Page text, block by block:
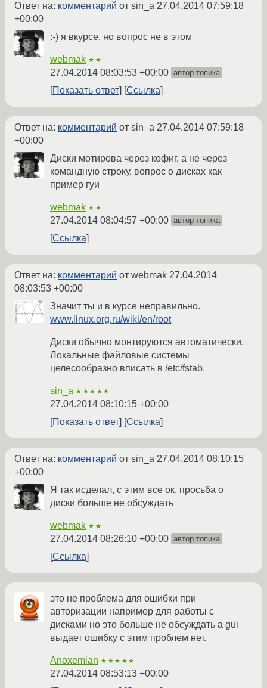
Ответ на: комментарий от sin_a 27.04.2014 07:59:18
+00:00
:-) я вкурсе, но вопрос не в этом
webmak ★★
27.04.2014 08:03:53 +00:00 автор топика
Показать ответ Ссылка
Ответ на: комментарий от sin_a 27.04.2014 07:59:18
+00:00
Диски мотирова через кофиг, а не через
командную строку, вопрос о дисках как
пример гуи
webmak ★★
27.04.2014 08:04:57 +00:00 автор топика
Ссылка
Ответ на: комментарий от webmak 27.04.2014
08:03:53 +00:00
Значит ты и в курсе неправильно.
www.linux.org.ru/wiki/en/root
Диски обычно монтируются автоматически.
Локальные файловые системы
целесообразно вписать в /etc/fstab.
sin_a ★★★★★
27.04.2014 08:10:15 +00:00
Показать ответ
Ссылка
Ответ на: комментарий от sin_a 27.04.2014 08:10:15
+00:00
Я так исделал, с этим все ок, просьба о
диски больше не обсуждать
webmak ★★
27.04.2014 08:26:10 +00:00 автор топика
Ссылка
это не проблема для ошибки при
авторизации например для работы с
дисками но это больше не обсуждать а gui
выдает ошибку с этим проблем нет.
Anoxemian ★★★★★
27.04.2014 08:53:13 +00:00